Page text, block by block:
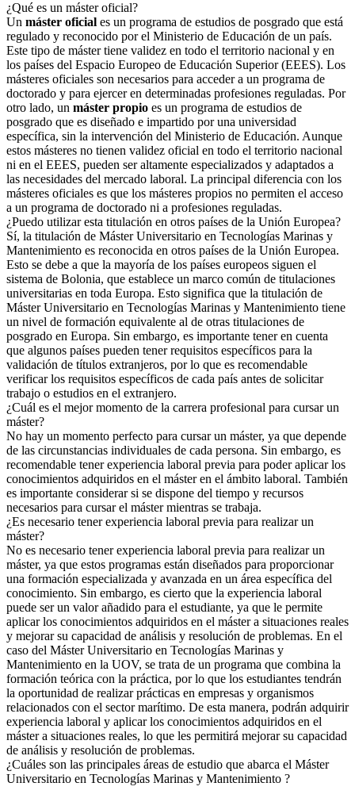
¿Qué es un máster oficial?
Un máster oficial es un programa de estudios de posgrado que está
regulado y reconocido por el Ministerio de Educación de un país.
Este tipo de máster tiene validez en todo el territorio nacional y en
los países del Espacio Europeo de Educación Superior (EEES). Los
másteres oficiales son necesarios para acceder a un programa de
doctorado y para ejercer en determinadas profesiones reguladas. Por
otro lado, un máster propio es un programa de estudios de
posgrado que es diseñado e impartido por una universidad
específica, sin la intervención del Ministerio de Educación. Aunque
estos másteres no tienen validez oficial en todo el territorio nacional
ni en el EEES, pueden ser altamente especializados y adaptados a
las necesidades del mercado laboral. La principal diferencia con los
másteres oficiales es que los másteres propios no permiten el acceso
a un programa de doctorado ni a profesiones reguladas.
¿Puedo utilizar esta titulación en otros países de la Unión Europea?
Sí, la titulación de Máster Universitario en Tecnologías Marinas y
Mantenimiento es reconocida en otros países de la Unión Europea.
Esto se debe a que la mayoría de los países europeos siguen el
sistema de Bolonia, que establece un marco común de titulaciones
universitarias en toda Europa. Esto significa que la titulación de
Máster Universitario en Tecnologías Marinas y Mantenimiento tiene
un nivel de formación equivalente al de otras titulaciones de
posgrado en Europa. Sin embargo, es importante tener en cuenta
que algunos países pueden tener requisitos específicos para la
validación de títulos extranjeros, por lo que es recomendable
verificar los requisitos específicos de cada país antes de solicitar
trabajo o estudios en el extranjero.
¿Cuál es el mejor momento de la carrera profesional para cursar un
máster?
No hay un momento perfecto para cursar un máster, ya que depende
de las circunstancias individuales de cada persona. Sin embargo, es
recomendable tener experiencia laboral previa para poder aplicar los
conocimientos adquiridos en el máster en el ámbito laboral. También
es importante considerar si se dispone del tiempo y recursos
necesarios para cursar el máster mientras se trabaja.
¿Es necesario tener experiencia laboral previa para realizar un
máster?
No es necesario tener experiencia laboral previa para realizar un
máster, ya que estos programas están diseñados para proporcionar
una formación especializada y avanzada en un área específica del
conocimiento. Sin embargo, es cierto que la experiencia laboral
puede ser un valor añadido para el estudiante, ya que le permite
aplicar los conocimientos adquiridos en el máster a situaciones reales
y mejorar su capacidad de análisis y resolución de problemas. En el
caso del Máster Universitario en Tecnologías Marinas y
Mantenimiento en la UOV, se trata de un programa que combina la
formación teórica con la práctica, por lo que los estudiantes tendrán
la oportunidad de realizar prácticas en empresas y organismos
relacionados con el sector marítimo. De esta manera, podrán adquirir
experiencia laboral y aplicar los conocimientos adquiridos en el
máster a situaciones reales, lo que les permitirá mejorar su capacidad
de análisis y resolución de problemas.
¿Cuáles son las principales áreas de estudio que abarca el Máster
Universitario en Tecnologías Marinas y Mantenimiento ?